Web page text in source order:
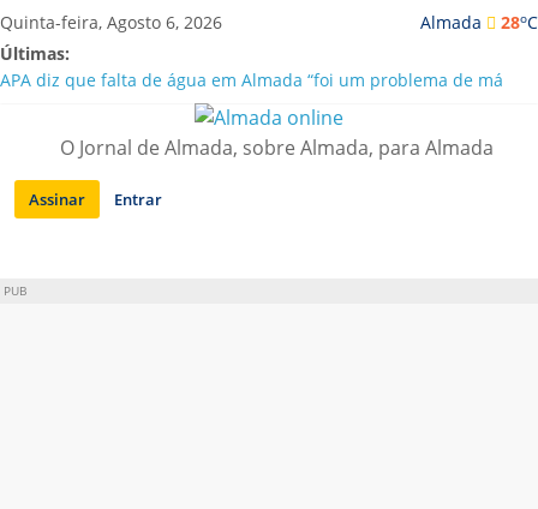
Saltar
para
conteúdo
Almada 28oC
Quinta-feira, Agosto 6, 2026
Últimas:
APA diz que falta de água em Almada “foi um problema de má
Laranjeiro | Cultura pop asiática invade a Casa Amarela
Ponte 25 de Abril celebra 60 anos com programa cultural entre
Lisboa e Almada
Situação de alerta em Almada renovada até final de Agosto
O Jornal de Almada, sobre Almada, para Almada
Assinar Entrar
PUB